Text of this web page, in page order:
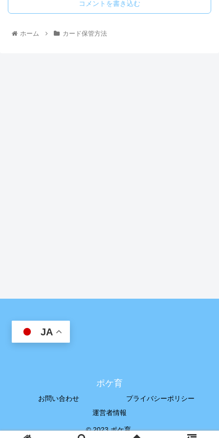
コメントを書き込む
ホーム カード保管方法
JA
ポケ育
お問い合わせ
プライバシーポリシー
運営者情報
© 2023 ポケ育.